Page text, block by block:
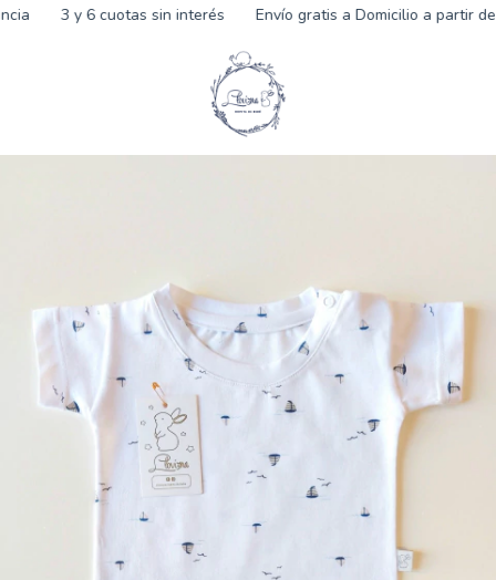
3 y 6 cuotas sin interés Envío gratis a Domicilio a partir de